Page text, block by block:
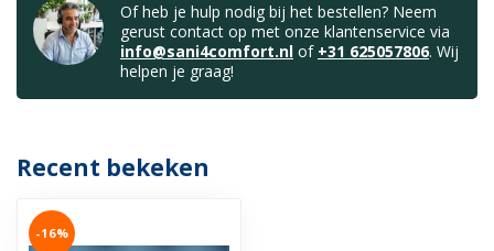
Of heb je hulp nodig bij het bestellen? Neem
gerust contact op met onze klantenservice via
info@sani4comfort.nl of +31 625057806. Wij
helpen je graag!
Recent bekeken
-16%